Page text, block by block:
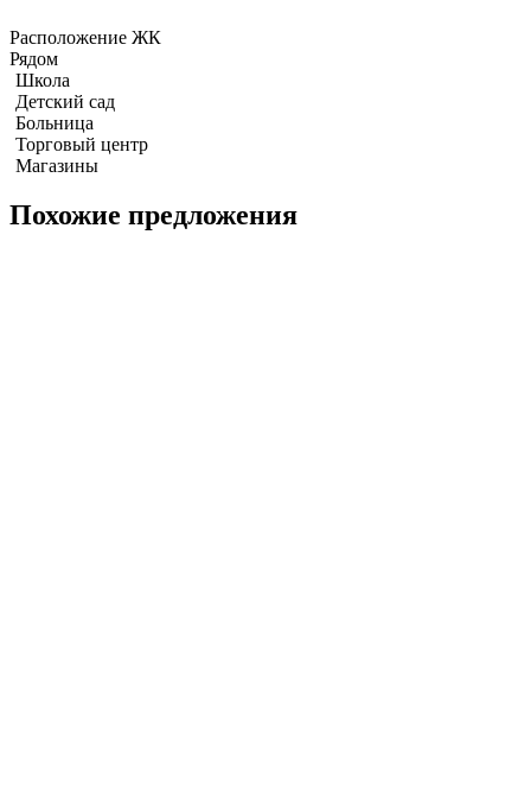
Расположение ЖК
Рядом
Школа
Детский сад
Больница
Торговый центр
Магазины
Похожие предложения